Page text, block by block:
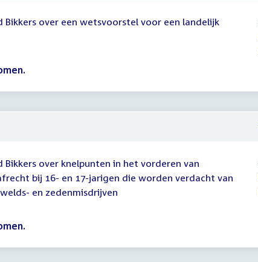
Bikkers over een wetsvoorstel voor een landelijk
over knelpunten in het vorderen van
bij 16- en 17-jarigen die worden verdacht van
en zedenmisdrijven